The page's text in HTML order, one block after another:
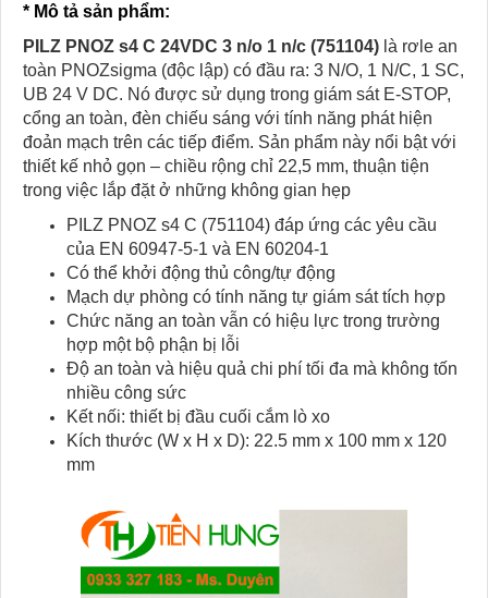
* Mô tả sản phẩm:
PILZ PNOZ s4 C 24VDC 3 n/o 1 n/c (751104) là rơle an
toàn PNOZsigma (độc lập) có đầu ra: 3 N/O, 1 N/C, 1 SC,
UB 24 V DC. Nó được sử dụng trong giám sát E-STOP,
cổng an toàn, đèn chiếu sáng với tính năng phát hiện
đoản mạch trên các tiếp điểm. Sản phẩm này nổi bật với
thiết kế nhỏ gọn – chiều rộng chỉ 22,5 mm, thuận tiện
trong việc lắp đặt ở những không gian hẹp
PILZ PNOZ s4 C (751104) đáp ứng các yêu cầu
của EN 60947-5-1 và EN 60204-1
Có thể khởi động thủ công/tự động
Mạch dự phòng có tính năng tự giám sát tích hợp
Chức năng an toàn vẫn có hiệu lực trong trường
hợp một bộ phận bị lỗi
Độ an toàn và hiệu quả chi phí tối đa mà không tốn
nhiều công sức
Kết nối: thiết bị đầu cuối cắm lò xo
Kích thước (W x H x D): 22.5 mm x 100 mm x 120
mm